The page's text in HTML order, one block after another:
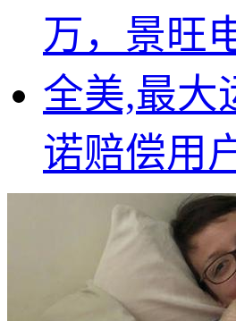
万，景旺
全美,最大
诺赔偿用